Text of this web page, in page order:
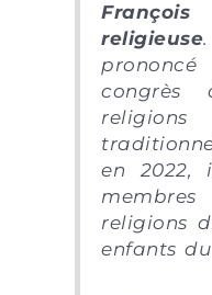
religieuse
congrès
en 2022,
religions
enfants